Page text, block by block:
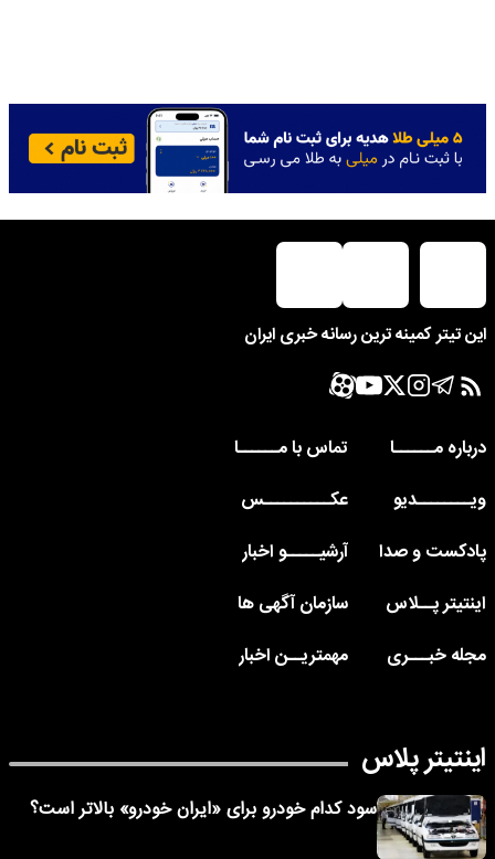
این تیتر کمینه ترین رسانه خبری ایران
درباره مــــــا
تماس با مــــــا
ویــــــــدیو
عکــــــــــس
پادکست و صدا
آرشیـــــو اخبار
اینتیتر پــلاس
سازمان آگهی ها
مجله خبـــری
مهمتریــن اخبار
اینتیتر پلاس
سود کدام خودرو برای «ایران خودرو» بالاتر است؟